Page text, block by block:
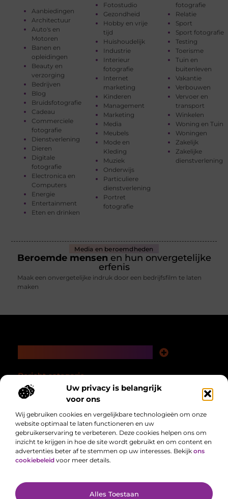
Uw privacy is belangrijk
voor ons
Wij gebruiken cookies en vergelijkbare technologieën om onze
website optimaal te laten functioneren en uw
gebruikerservaring te verbeteren. Deze cookies helpen ons om
inzicht te krijgen in hoe de site wordt gebruikt en om content en
advertenties beter af te stemmen op uw interesses. Bekijk ons
cookiebeleid voor meer details.
Alles Toestaan
Aanbiedingen
Architectuur
Auto's en
Motoren
Banen en
opleidingen
Beauty en
verzorging
Bedrijven
Blog
Bruidsfotografie
Cadeau
Commerciele
fotografie
Dienstverlening
Dieren
Digitale
fotografie
Electronica en
Computers
Energie
Entertainment
Eten en drinken
Fotostudio
Gezondheid
Hobby en vrije
tijd
Huishoudelijk
Industrie
Interieur
fotografie
Internet
marketing
Kinderen
Management
Marketing
Media
Meubels
Mode en
Kleding
Muziek
Onderwijs
Particuliere
dienstverlening
Portret
fotografie
fotografie
Relatie
Sport
Sport fotografie
Testing
Toerisme
Tuin en
buitenleven
Vakantie
Verbouwen
Vervoer en
transport
Winkelen
Woning en Tuin
Woningen
Zakelijk
Zakelijke
dienstverlening
Media en beroemdheden
Beroemde mensen en hun onvergetelijke
erfenis
Maak een onvergetelijke indruk door een bedrijfsfilm te laten
maken
Bericht categorie
Alles uit het dagelijks leven, verzameld voor jou.
@2025 All Right Reserved. Design bywww.delocatiefotograaf.nl.